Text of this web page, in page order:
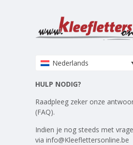
Nederlands
HULP NODIG?
Raadpleeg zeker onze
(FAQ).
Indien je nog steeds met
via info@Kleeflettersonline.be